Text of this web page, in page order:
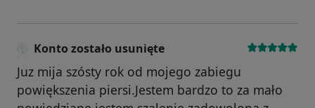
Konto zostało usunięte
Juz mija szósty rok od mojego zabiegu
powiększenia piersi.Jestem bardzo to za mało